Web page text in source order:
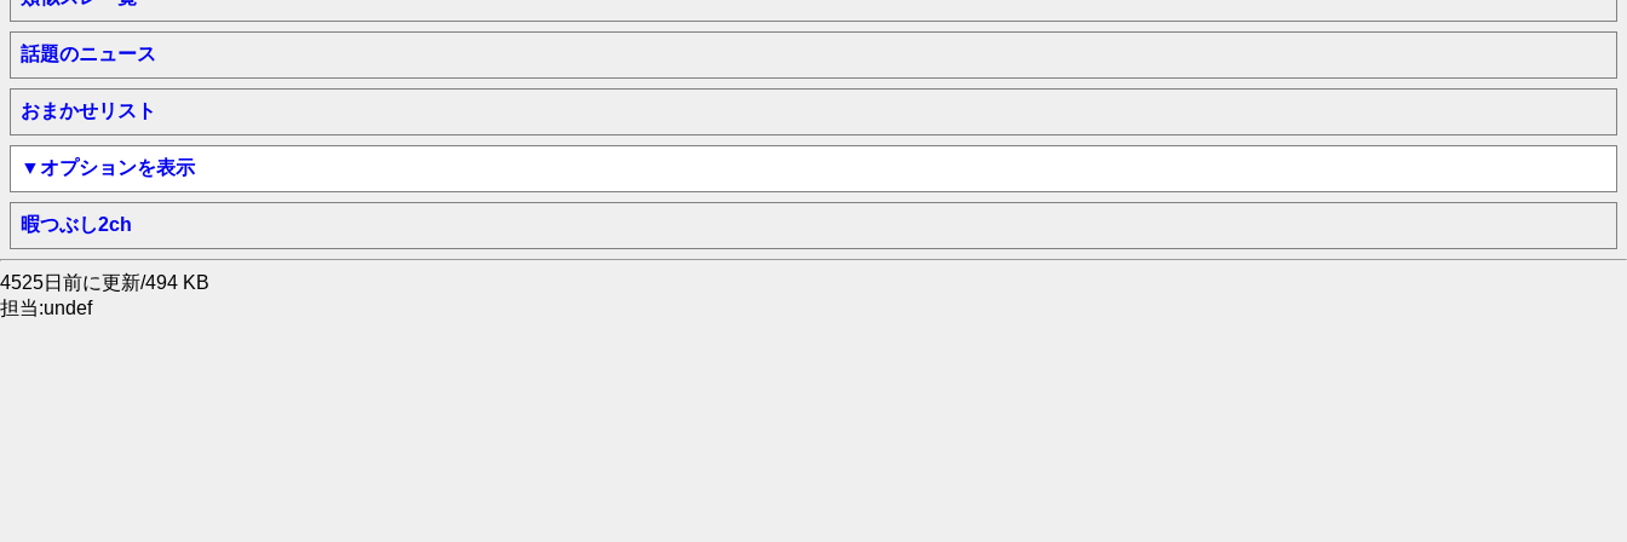
話題のニュース
おまかせリスト
▼オプションを表示
暇つぶし2ch
4525日前に更新/494 KB
担当:undef